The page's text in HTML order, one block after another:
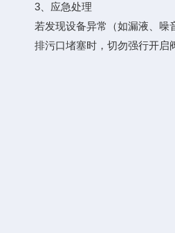
3、应急处理
若发现设备异常（如漏液、噪音
排污口堵塞时，切勿强行开启阀